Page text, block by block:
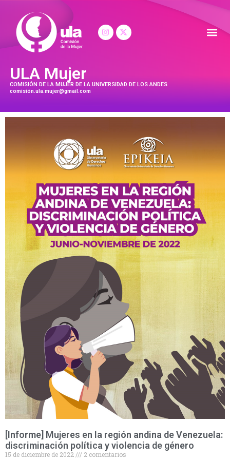
ULA Mujer
COMISIÓN DE LA MUJER DE LA UNIVERSIDAD DE LOS ANDES
comisión.ula.mujer@gmail.com
[Informe] Mujeres en la región andina de Venezuela:
discriminación política y violencia de género
15 de diciembre de 2022 2 comentarios